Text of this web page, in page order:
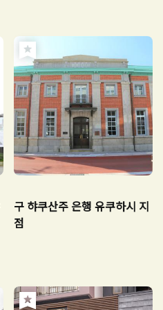
구 햐쿠산주 은행 유쿠하시 지
점